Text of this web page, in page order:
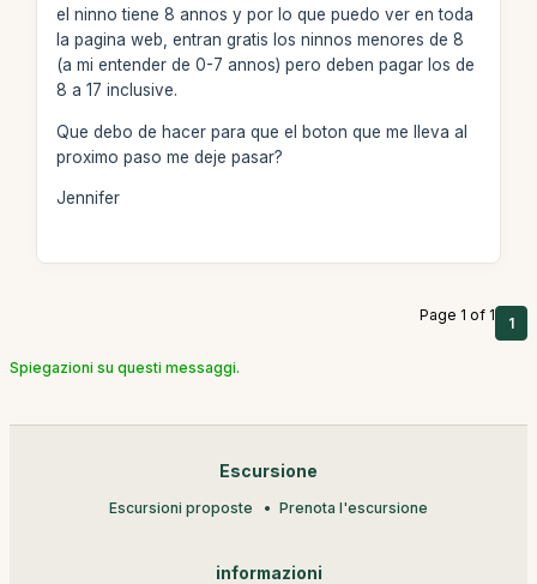
el ninno tiene 8 annos y por lo que puedo ver en toda
la pagina web, entran gratis los ninnos menores de 8
(a mi entender de 0-7 annos) pero deben pagar los de
8 a 17 inclusive.
Que debo de hacer para que el boton que me lleva al
proximo paso me deje pasar?
Jennifer
Page 1 of 1 1
Spiegazioni su questi messaggi.
Escursione
Escursioni proposte Prenota l'escursione
informazioni